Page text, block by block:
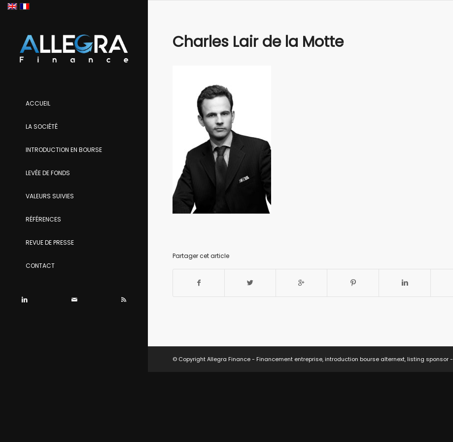
ACCUEIL
LA SOCIÉTÉ
INTRODUCTION EN BOURSE
LEVÉE DE FONDS
VALEURS SUIVIES
RÉFÉRENCES
REVUE DE PRESSE
CONTACT
Charles Lair de la Motte
Partager cet article
© Copyright Allegra Finance - Financement entreprise, introduction bourse alternext, listing sponsor -